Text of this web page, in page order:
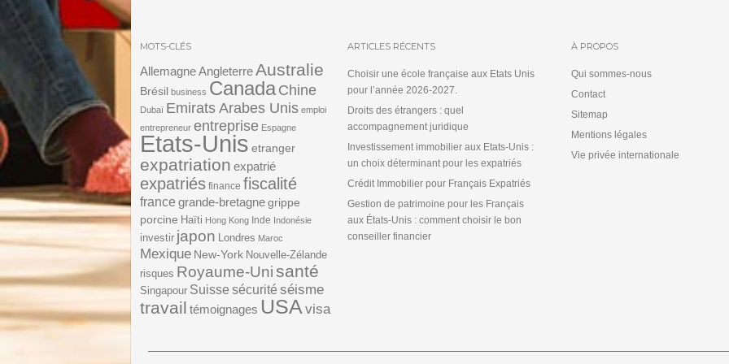
MOTS-CLÉS
AllemagneAngleterreAustralie
Brésil business CanadaChine
Dubaï Emirats Arabes Unis emploi
entrepreneur entreprise Espagne
Etats-Unis etranger
expatriation expatrié
expatriés finance fiscalité
france grande-bretagnegrippe
porcine Haïti Hong Kong Inde Indonésie
investir japon Londres Maroc
Mexique New-York Nouvelle-Zélande
risques Royaume-Unisanté
Singapour Suisse sécurité séisme
travail témoignages USA visa
ARTICLES RÉCENTS
Choisir une école française aux Etats Unis
pour l’année 2026-2027.
Droits des étrangers : quel
accompagnement juridique
Investissement immobilier aux Etats-Unis :
un choix déterminant pour les expatriés
Crédit Immobilier pour Français Expatriés
Gestion de patrimoine pour les Français
aux États-Unis : comment choisir le bon
conseiller financier
À PROPOS
Qui sommes-nous
Contact
Sitemap
Mentions légales
Vie privée internationale